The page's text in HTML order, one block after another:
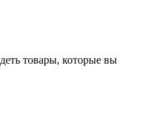
товары, которые вы